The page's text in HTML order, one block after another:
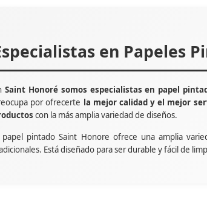
en Papeles
Saint Honoré somos especialistas en papel
por ofrecerte la mejor calidad y el mejor
con la más amplia variedad de diseños.
papel pintado Saint Honore ofrece una amplia
Está diseñado para ser durable y fácil de